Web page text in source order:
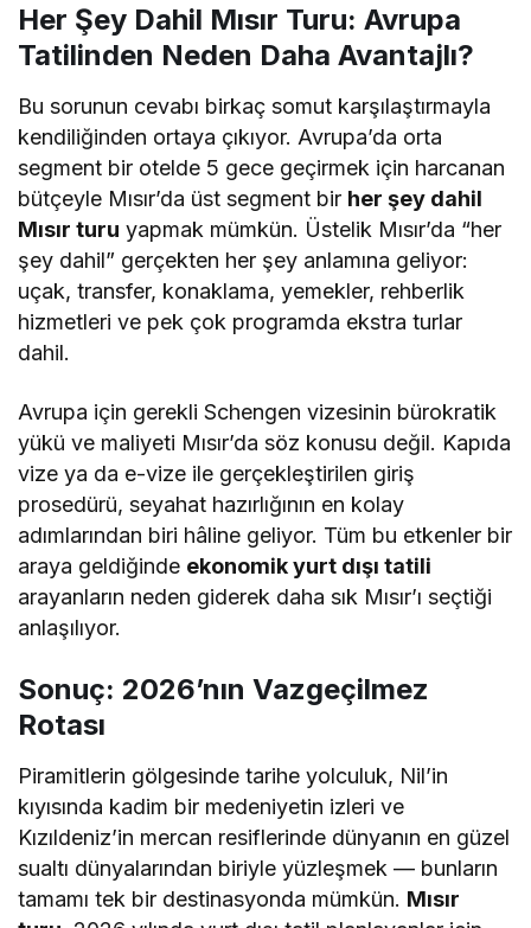
Her Şey Dahil Mısır Turu: Avrupa
Tatilinden Neden Daha Avantajlı?
Bu sorunun cevabı birkaç somut karşılaştırmayla
kendiliğinden ortaya çıkıyor. Avrupa’da orta
segment bir otelde 5 gece geçirmek için harcanan
bütçeyle Mısır’da üst segment bir her şey dahil
Mısır turu yapmak mümkün. Üstelik Mısır’da “her
şey dahil” gerçekten her şey anlamına geliyor:
uçak, transfer, konaklama, yemekler, rehberlik
hizmetleri ve pek çok programda ekstra turlar
dahil.
Avrupa için gerekli Schengen vizesinin bürokratik
yükü ve maliyeti Mısır’da söz konusu değil. Kapıda
vize ya da e-vize ile gerçekleştirilen giriş
prosedürü, seyahat hazırlığının en kolay
adımlarından biri hâline geliyor. Tüm bu etkenler bir
araya geldiğinde ekonomik yurt dışı tatili
arayanların neden giderek daha sık Mısır’ı seçtiği
anlaşılıyor.
Sonuç: 2026’nın Vazgeçilmez
Rotası
Piramitlerin gölgesinde tarihe yolculuk, Nil’in
kıyısında kadim bir medeniyetin izleri ve
Kızıldeniz’in mercan resiflerinde dünyanın en güzel
sualtı dünyalarından biriyle yüzleşmek — bunların
tamamı tek bir destinasyonda mümkün. Mısır